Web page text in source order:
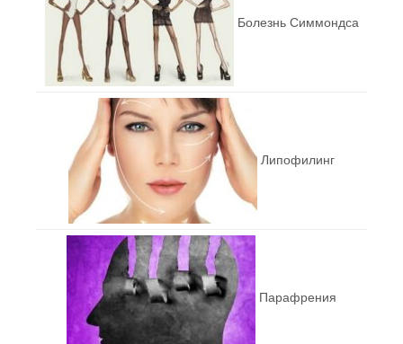
Болезнь Симмондса
Липофилинг
Парафрения